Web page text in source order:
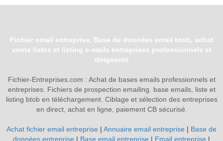
Fichier email entreprise, Base de données email btob, achat
vente listes et listing e-mails entreprises professionnels et
dirigeants
Fichier-Entreprises.com : Achat de bases emails professionnels et
entreprises. Fichiers de prospection emailing. base emails, liste et
listing btob en téléchargement. Ciblage et sélection des entreprises
en direct, achat en ligne, paiement CB sécurisé.
Achat fichier email entreprise | Annuaire email entreprise | Base de
données entreprise | Base email entreprise | Email entreprise |